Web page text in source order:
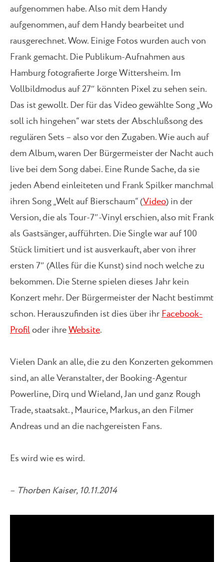
aufgenommen habe. Also mit dem Handy
aufgenommen, auf dem Handy bearbeitet und
rausgerechnet. Wow. Einige Fotos wurden auch von
Frank gemacht. Die Publikum-Aufnahmen aus
Hamburg fotografierte Jorge Wittersheim. Im
Vollbildmodus auf 27″ könnten Pixel zu sehen sein.
Das ist gewollt. Der für das Video gewählte Song „Wo
soll ich hingehen“ war stets der Abschlußsong des
regulären Sets – also vor den Zugaben. Wie auch auf
dem Album, waren Der Bürgermeister der Nacht auch
live bei dem Song dabei. Eine Runde Sache, da sie
jeden Abend einleiteten und Frank Spilker manchmal
ihren Song „Welt auf Bierschaum“ (Video) in der
Version, die als Tour-7″-Vinyl erschien, also mit Frank
als Gastsänger, aufführten. Die Single war auf 100
Stück limitiert und ist ausverkauft, aber von ihrer
ersten 7″ (Alles für die Kunst) sind noch welche zu
bekommen. Die Sterne spielen dieses Jahr kein
Konzert mehr. Der Bürgermeister der Nacht bestimmt
schon. Herauszufinden ist dies über ihrFacebook-
Profiloder ihreWebsite.
Vielen Dank an alle, die zu den Konzerten gekommen
sind, an alle Veranstalter, der Booking-Agentur
Powerline, Dirq und Wieland, Jan und ganz Rough
Trade, staatsakt., Maurice, Markus, an den Filmer
Andreas und an die nachgereisten Fans.
Es wird wie es wird.
– Thorben Kaiser, 10.11.2014